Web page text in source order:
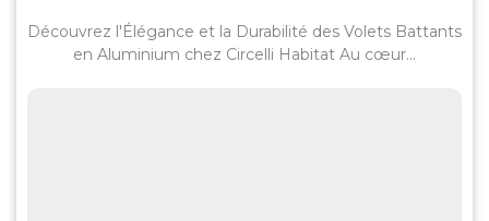
Découvrez l'Élégance et la Durabilité des Volets Battants
en Aluminium chez Circelli Habitat Au cœur...